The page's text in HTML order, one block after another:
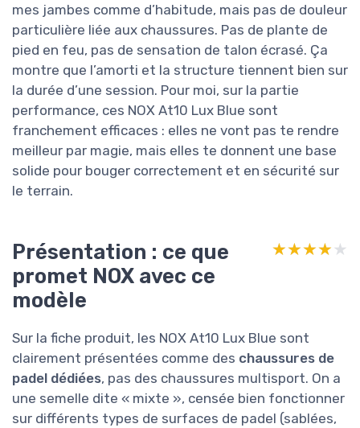
mes jambes comme d’habitude, mais pas de douleur
particulière liée aux chaussures. Pas de plante de
pied en feu, pas de sensation de talon écrasé. Ça
montre que l’amorti et la structure tiennent bien sur
la durée d’une session. Pour moi, sur la partie
performance, ces NOX At10 Lux Blue sont
franchement efficaces : elles ne vont pas te rendre
meilleur par magie, mais elles te donnent une base
solide pour bouger correctement et en sécurité sur
le terrain.
Présentation : ce que
promet NOX avec ce
modèle
★★★★★
★★★★★
Sur la fiche produit, les NOX At10 Lux Blue sont
clairement présentées comme des chaussures de
padel dédiées, pas des chaussures multisport. On a
une semelle dite « mixte », censée bien fonctionner
sur différents types de surfaces de padel (sablées,